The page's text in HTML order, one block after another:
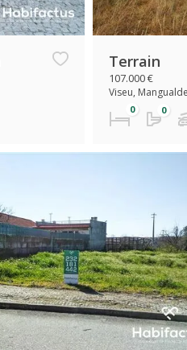
Terrain
107.000 €
Viseu, Mangualde